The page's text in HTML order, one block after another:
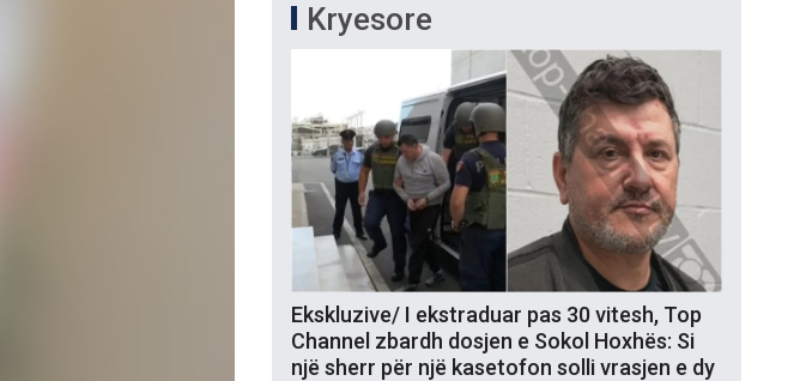
Kryesore
Ekskluzive/ I ekstraduar pas 30 vitesh, Top
Channel zbardh dosjen e Sokol Hoxhës: Si
një sherr për një kasetofon solli vrasjen e dy